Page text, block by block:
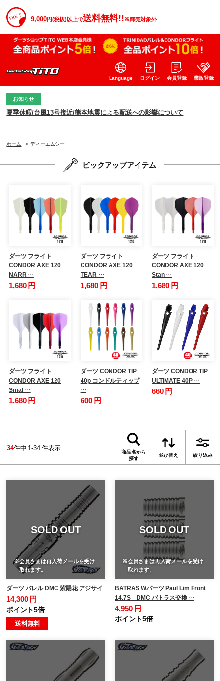
9,000円(税抜)以上で送料無料!!※卸売対象外
Language ログイン 会員登録 業販登録
お知らせ
夏季休暇/台風13号接近/熊本地震による配送への影響について
ホーム > ディーエムシー
ピックアップアイテム
ダーツ フライト
CONDOR AXE 120
NARR …
1,680 円
ダーツ フライト
CONDOR AXE 120
TEAR …
1,680 円
ダーツ フライト
CONDOR AXE 120
Stan …
1,680 円
ダーツ フライト
CONDOR AXE 120
Smal …
1,680 円
ダーツ CONDOR TIP
40p コンドルティップ
…
600 円
ダーツ CONDOR TIP
ULTIMATE 40P …
660 円
34件中 1-34 件表示
商品名から
探す
並び替え 絞り込み
SOLD OUT
※会員さまは再入荷メールを受け
取れます。
ダーツ バレル DMC 紫陽花 アジサイ
14,300 円
ポイント5倍
送料無料
SOLD OUT
※会員さまは再入荷メールを受け
取れます。
BATRAS Wパーツ Paul Lim Front
14.7S DMC バトラス交換 …
4,950 円
ポイント5倍